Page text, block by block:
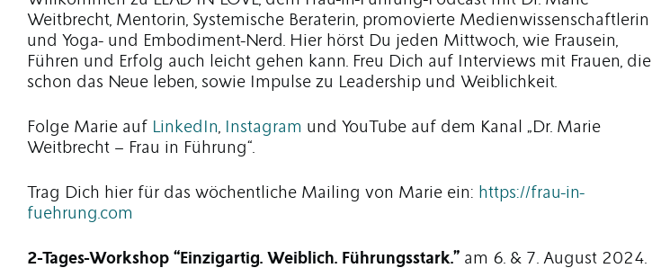
Weitbrecht, Mentorin, Systemische Beraterin, promovierte Medienwissenschaftlerin
und Yoga- und Embodiment-Nerd. Hier hörst Du jeden Mittwoch, wie Frausein,
Führen und Erfolg auch leicht gehen kann. Freu Dich auf Interviews mit Frauen, die
schon das Neue leben, sowie Impulse zu Leadership und Weiblichkeit.
Folge Marie auf LinkedIn, Instagram und YouTube auf dem Kanal „Dr. Marie
Weitbrecht – Frau in Führung“.
Trag Dich hier für das wöchentliche Mailing von Marie ein: https://frau-in-
fuehrung.com
2-Tages-Workshop “Einzigartig. Weiblich. Führungsstark.” am 6. & 7. August 2024.